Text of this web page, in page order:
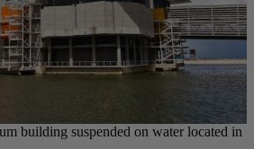
building suspended on water located in